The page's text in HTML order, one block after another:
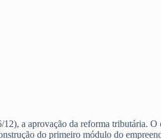
a aprovação da reforma tributária.
do primeiro módulo do